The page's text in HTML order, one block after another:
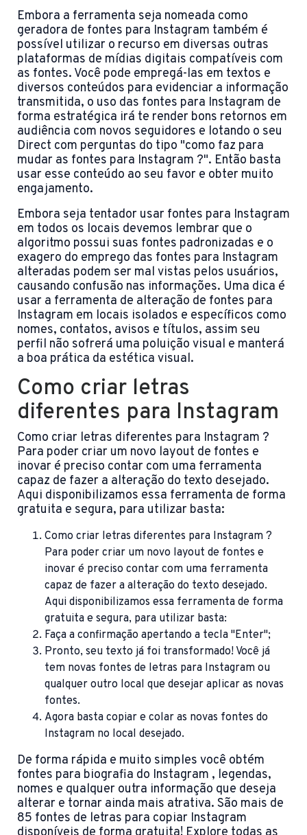
Embora a ferramenta seja nomeada como
geradora de fontes para Instagram também é
possível utilizar o recurso em diversas outras
plataformas de mídias digitais compatíveis com
as fontes. Você pode empregá-las em textos e
diversos conteúdos para evidenciar a informação
transmitida, o uso das fontes para Instagram de
forma estratégica irá te render bons retornos em
audiência com novos seguidores e lotando o seu
Direct com perguntas do tipo "como faz para
mudar as fontes para Instagram ?". Então basta
usar esse conteúdo ao seu favor e obter muito
engajamento.
Embora seja tentador usar fontes para Instagram
em todos os locais devemos lembrar que o
algoritmo possui suas fontes padronizadas e o
exagero do emprego das fontes para Instagram
alteradas podem ser mal vistas pelos usuários,
causando confusão nas informações. Uma dica é
usar a ferramenta de alteração de fontes para
Instagram em locais isolados e específicos como
nomes, contatos, avisos e títulos, assim seu
perfil não sofrerá uma poluição visual e manterá
a boa prática da estética visual.
Como criar letras
diferentes para Instagram
Como criar letras diferentes para Instagram ?
Para poder criar um novo layout de fontes e
inovar é preciso contar com uma ferramenta
capaz de fazer a alteração do texto desejado.
Aqui disponibilizamos essa ferramenta de forma
gratuita e segura, para utilizar basta:
Como criar letras diferentes para Instagram ?
Para poder criar um novo layout de fontes e
inovar é preciso contar com uma ferramenta
capaz de fazer a alteração do texto desejado.
Aqui disponibilizamos essa ferramenta de forma
gratuita e segura, para utilizar basta:
Faça a confirmação apertando a tecla "Enter";
Pronto, seu texto já foi transformado! Você já
tem novas fontes de letras para Instagram ou
qualquer outro local que desejar aplicar as novas
fontes.
Agora basta copiar e colar as novas fontes do
Instagram no local desejado.
De forma rápida e muito simples você obtém
fontes para biografia do Instagram , legendas,
nomes e qualquer outra informação que deseja
alterar e tornar ainda mais atrativa. São mais de
85 fontes de letras para copiar Instagram